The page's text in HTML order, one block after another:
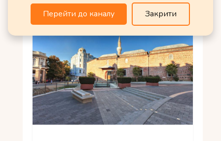
Перейти до каналу Закрити